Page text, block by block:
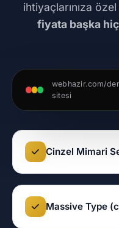
ihtiyaçlarınıza
fiyata başka
webhazir.com/
sitesi
Cinzel Mimari
Massive Type